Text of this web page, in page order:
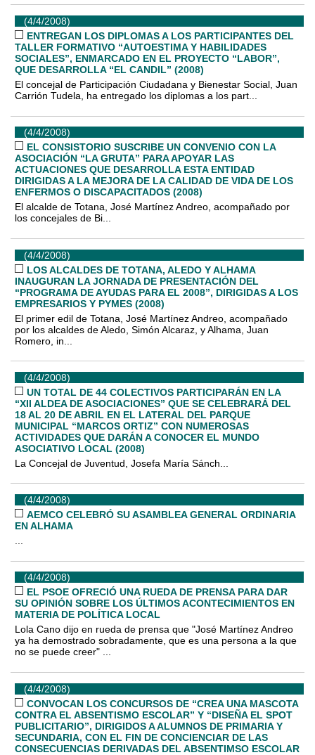
(4/4/2008)
ENTREGAN LOS DIPLOMAS A LOS PARTICIPANTES DEL
TALLER FORMATIVO “AUTOESTIMA Y HABILIDADES
SOCIALES”, ENMARCADO EN EL PROYECTO “LABOR”,
QUE DESARROLLA “EL CANDIL” (2008)
El concejal de Participación Ciudadana y Bienestar Social, Juan
Carrión Tudela, ha entregado los diplomas a los part...
(4/4/2008)
EL CONSISTORIO SUSCRIBE UN CONVENIO CON LA
ASOCIACIÓN “LA GRUTA” PARA APOYAR LAS
ACTUACIONES QUE DESARROLLA ESTA ENTIDAD
DIRIGIDAS A LA MEJORA DE LA CALIDAD DE VIDA DE LOS
ENFERMOS O DISCAPACITADOS (2008)
El alcalde de Totana, José Martínez Andreo, acompañado por
los concejales de Bi...
(4/4/2008)
LOS ALCALDES DE TOTANA, ALEDO Y ALHAMA
INAUGURAN LA JORNADA DE PRESENTACIÓN DEL
“PROGRAMA DE AYUDAS PARA EL 2008”, DIRIGIDAS A LOS
EMPRESARIOS Y PYMES (2008)
El primer edil de Totana, José Martínez Andreo, acompañado
por los alcaldes de Aledo, Simón Alcaraz, y Alhama, Juan
Romero, in...
(4/4/2008)
UN TOTAL DE 44 COLECTIVOS PARTICIPARÁN EN LA
“XII ALDEA DE ASOCIACIONES” QUE SE CELEBRARÁ DEL
18 AL 20 DE ABRIL EN EL LATERAL DEL PARQUE
MUNICIPAL “MARCOS ORTIZ” CON NUMEROSAS
ACTIVIDADES QUE DARÁN A CONOCER EL MUNDO
ASOCIATIVO LOCAL (2008)
La Concejal de Juventud, Josefa María Sánch...
(4/4/2008)
AEMCO CELEBRÓ SU ASAMBLEA GENERAL ORDINARIA
EN ALHAMA
(4/4/2008)
EL PSOE OFRECIÓ UNA RUEDA DE PRENSA PARA DAR
SU OPINIÓN SOBRE LOS ÚLTIMOS ACONTECIMIENTOS EN
MATERIA DE POLÍTICA LOCAL
Lola Cano dijo en rueda de prensa que "José Martínez Andreo
ya ha demostrado sobradamente, que es una persona a la que
no se puede creer" ...
(4/4/2008)
CONVOCAN LOS CONCURSOS DE “CREA UNA MASCOTA
CONTRA EL ABSENTISMO ESCOLAR” Y “DISEÑA EL SPOT
PUBLICITARIO”, DIRIGIDOS A ALUMNOS DE PRIMARIA Y
SECUNDARIA, CON EL FIN DE CONCIENCIAR DE LAS
CONSECUENCIAS DERIVADAS DEL ABSENTIMSO ESCOLAR